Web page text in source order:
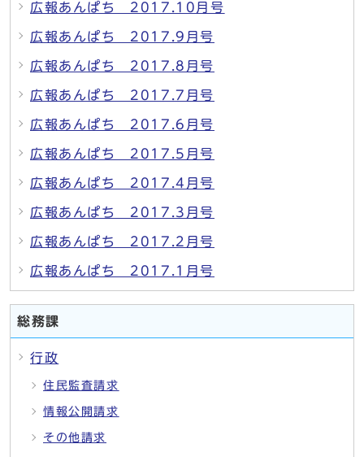
広報あんぱち 2017.10月号
広報あんぱち 2017.9月号
広報あんぱち 2017.8月号
広報あんぱち 2017.7月号
広報あんぱち 2017.6月号
広報あんぱち 2017.5月号
広報あんぱち 2017.4月号
広報あんぱち 2017.3月号
広報あんぱち 2017.2月号
広報あんぱち 2017.1月号
総務課
行政
住民監査請求
情報公開請求
その他請求